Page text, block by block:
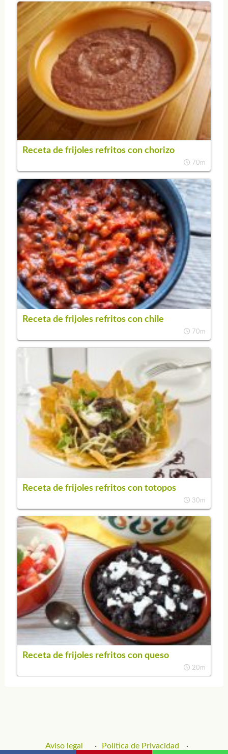
Receta de frijoles refritos con chorizo
70m
Receta de frijoles refritos con chile
70m
Receta de frijoles refritos con totopos
30m
Receta de frijoles refritos con queso
20m
Aviso legal Política de Privacidad